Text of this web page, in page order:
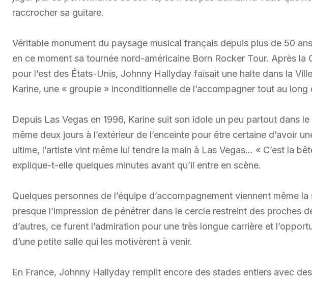
raccrocher sa guitare.
Véritable monument du paysage musical français depuis plus de 50
en ce moment sa tournée nord-américaine Born Rocker Tour. Après la
pour l’est des États-Unis, Johnny Hallyday faisait une halte dans la
Karine, une « groupie » inconditionnelle de l’accompagner tout au long
Depuis Las Vegas en 1996, Karine suit son idole un peu partout dans
même deux jours à l’extérieur de l’enceinte pour être certaine d’avoir
ultime, l’artiste vint même lui tendre la main à Las Vegas… « C’est la
explique-t-elle quelques minutes avant qu’il entre en scène.
Quelques personnes de l’équipe d’accompagnement viennent même
presque l’impression de pénétrer dans le cercle restreint des proches
d’autres, ce furent l’admiration pour une très longue carrière et
d’une petite salle qui les motivèrent à venir.
En France, Johnny Hallyday remplit encore des stades entiers avec